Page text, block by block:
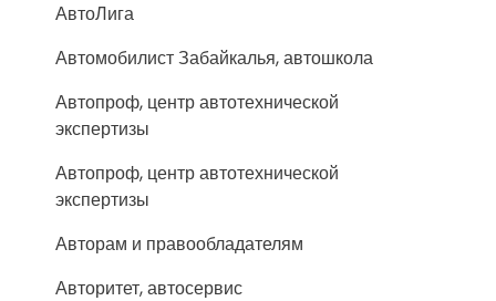
АвтоЛига
Автомобилист Забайкалья, автошкола
Автопроф, центр автотехнической
экспертизы
Автопроф, центр автотехнической
экспертизы
Авторам и правообладателям
Авторитет, автосервис